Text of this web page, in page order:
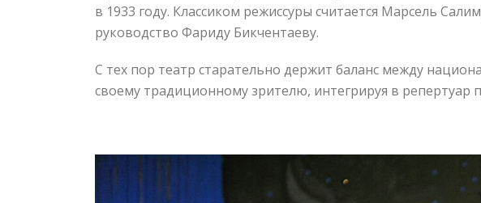
в 1933 году. Классиком режиссуры считается Марсель
руководство Фариду Бикчентаеву.
С тех пор театр старательно держит баланс между
своему традиционному зрителю, интегрируя в